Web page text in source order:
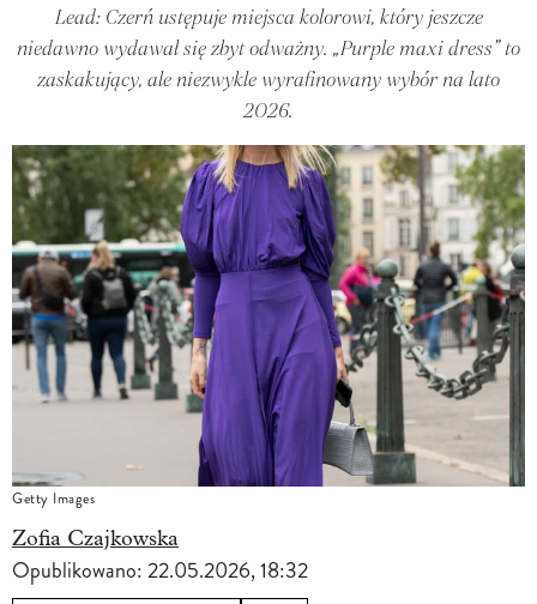
Lead: Czerń ustępuje miejsca kolorowi, który jeszcze
niedawno wydawał się zbyt odważny. „Purple maxi dress” to
zaskakujący, ale niezwykle wyrafinowany wybór na lato
2026.
Getty Images
Zofia Czajkowska
Opublikowano:22.05.2026, 18:32